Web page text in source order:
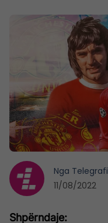
Nga Telegrafi
11/08/2022